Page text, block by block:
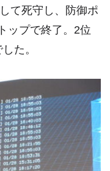
て死守し、防御ポ
ップで終了。2位
た。